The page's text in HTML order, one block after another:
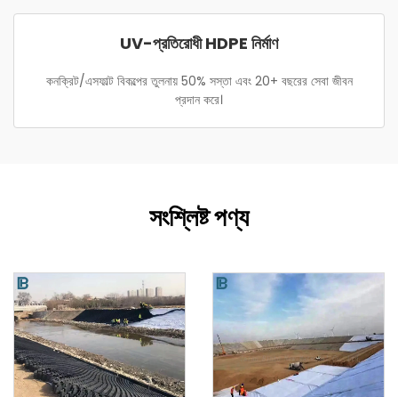
UV-প্রতিরোধী HDPE নির্মাণ
কনক্রিট/এসফাল্ট বিকল্পের তুলনায় 50% সস্তা এবং 20+ বছরের সেবা জীবন
প্রদান করে।
সংশ্লিষ্ট পণ্য